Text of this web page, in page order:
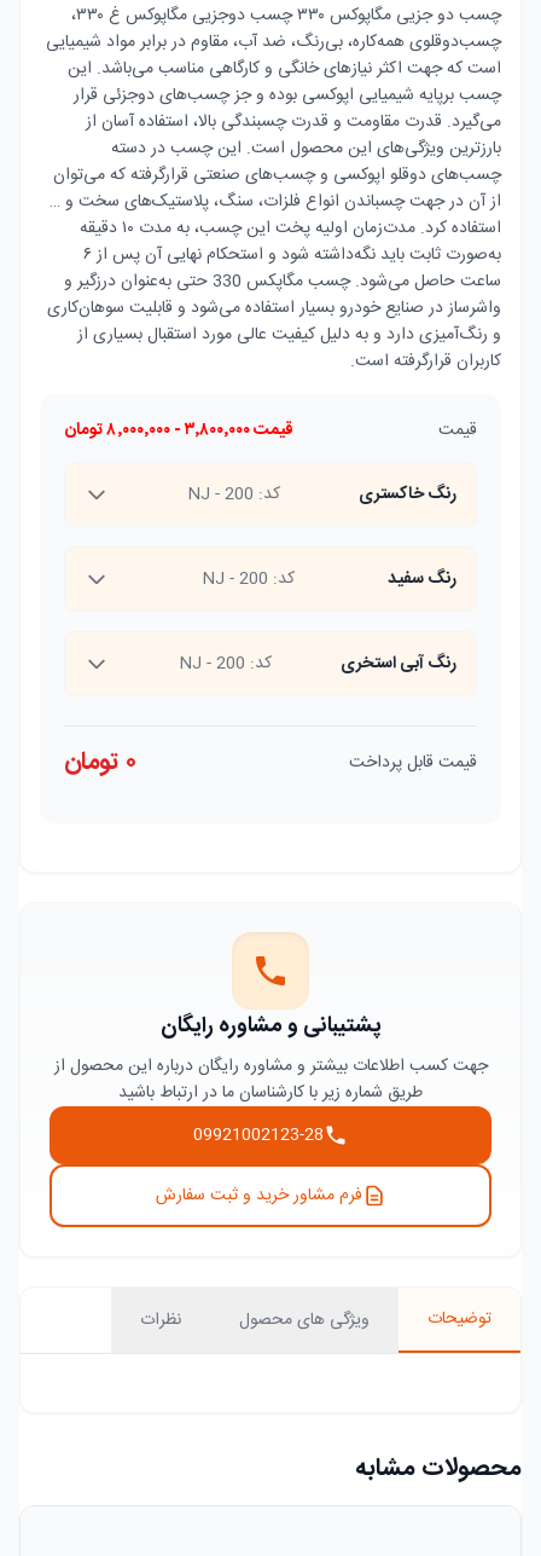
چسب‌ دو جزیی مگاپوکس ۳۳۰ چسب دوجزیی مگاپوکس غ ۳۳۰،
چسب‌دوقلوی همه‌کاره، بی‌رنگ، ضد آب، مقاوم در برابر مواد شیمیایی
است که جهت اکثر نیازهای خانگی و کارگاهی مناسب می‌باشد. این
چسب برپایه شیمیایی اپوکسی بوده و جز چسب‌های دوجزئی قرار
می‌گیرد. قدرت مقاومت و قدرت چسبندگی بالا، استفاده آسان از
بارزترین ویژگی‌های این محصول است. این چسب در دسته
چسب‌های دوقلو اپوکسی و چسب‌های صنعتی قرارگرفته که می‌توان
از آن در جهت چسباندن انواع فلزات، سنگ، پلاستیک‌های سخت و …
استفاده کرد. مدت‌زمان اولیه پخت این چسب، به مدت ۱۰ دقیقه
به‌صورت ثابت باید نگه‌داشته شود و استحکام نهایی آن پس از ۶
ساعت حاصل می‌شود. چسب مگاپکس 330 حتی به‌عنوان درزگیر و
واشرساز در صنایع خودرو بسیار استفاده می‌شود و قابلیت سوهان‌کاری
و رنگ‌آمیزی دارد و به دلیل کیفیت عالی مورد استقبال بسیاری از
کاربران قرارگرفته است.
قیمت قیمت۳٬۸۰۰٬۰۰۰-۸٬۰۰۰٬۰۰۰تومان
رنگ خاکستری کد: NJ - 200
رنگ سفید کد: NJ - 200
رنگ آبی استخری کد: NJ - 200
قیمت قابل پرداخت ۰ تومان
پشتیبانی و مشاوره رایگان
جهت کسب اطلاعات بیشتر و مشاوره رایگان درباره این محصول از
طریق شماره زیر با کارشناسان ما در ارتباط باشید
09921002123-28
فرم مشاور خرید و ثبت سفارش
توضیحات ویژگی های محصول نظرات
محصولات مشابه